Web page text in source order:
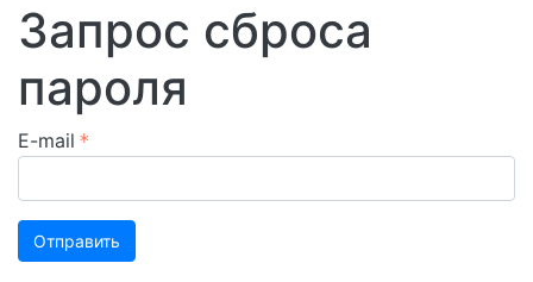
Запрос сброса
пароля
E-mail
Отправить